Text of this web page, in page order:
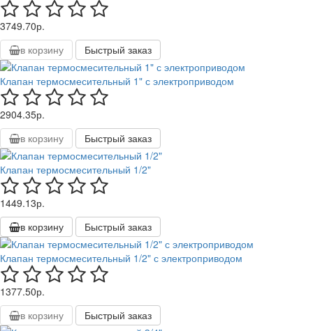
3749.70р.
в корзину
Быстрый заказ
Клапан термосмесительный 1" с электроприводом
2904.35р.
в корзину
Быстрый заказ
Клапан термосмесительный 1/2"
1449.13р.
в корзину
Быстрый заказ
Клапан термосмесительный 1/2" с электроприводом
1377.50р.
в корзину
Быстрый заказ